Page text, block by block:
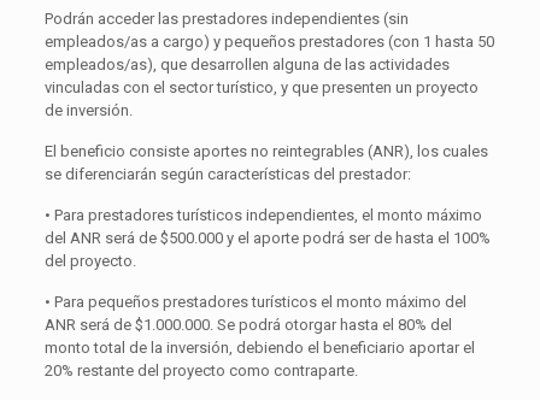
Podrán acceder las prestadores independientes (sin
empleados/as a cargo) y pequeños prestadores (con 1 hasta 50
empleados/as), que desarrollen alguna de las actividades
vinculadas con el sector turístico, y que presenten un proyecto
de inversión.
El beneficio consiste aportes no reintegrables (ANR), los cuales
se diferenciarán según características del prestador:
• Para prestadores turísticos independientes, el monto máximo
del ANR será de $500.000 y el aporte podrá ser de hasta el 100%
del proyecto.
• Para pequeños prestadores turísticos el monto máximo del
ANR será de $1.000.000. Se podrá otorgar hasta el 80% del
monto total de la inversión, debiendo el beneficiario aportar el
20% restante del proyecto como contraparte.